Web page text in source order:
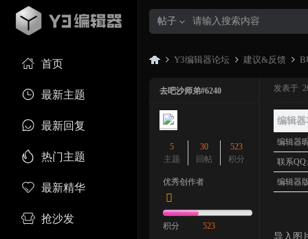
首页
最新主题
最新回复
热门主题
最新精华
抢沙发
帖子
»
Y3编辑器论坛 建议&反馈
›
去吧沙师弟#6240
5
主题
30
回帖
523
积分
优秀创作者
积分 523
发表于
编辑器
编辑器
联系QQ:
编辑器
导入图